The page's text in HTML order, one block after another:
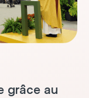
grâce au